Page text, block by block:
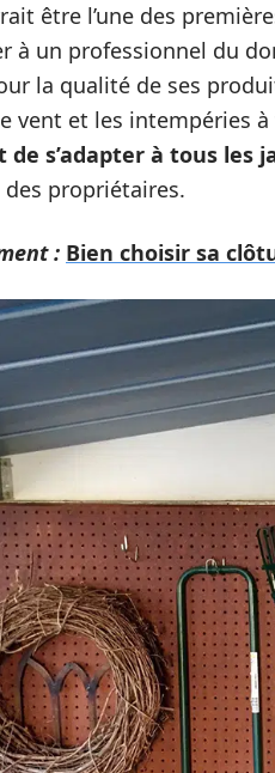
être l’une des
à un professionnel du
la qualité de ses
vent et les intempéries
s’adapter à tous les
propriétaires.
: Bien choisir sa